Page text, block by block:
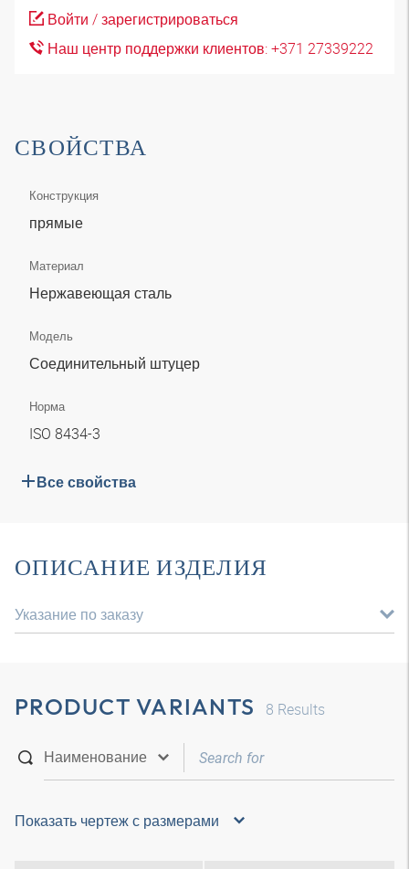
Войти / зарегистрироваться
Наш центр поддержки клиентов: +371 27339222
СВОЙСТВА
Конструкция
прямые
Материал
Нержавеющая сталь
Модель
Соединительный штуцер
Норма
ISO 8434-3
Все свойства
ОПИСАНИЕ ИЗДЕЛИЯ
Указание по заказу
PRODUCT VARIANTS 8 Results
Показать чертеж с размерами